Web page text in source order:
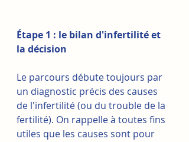
Étape 1 : le bilan d'infertilité et
la décision
Le parcours débute toujours par
un diagnostic précis des causes
de l'infertilité (ou du trouble de la
fertilité). On rappelle à toutes fins
utiles que les causes sont pour